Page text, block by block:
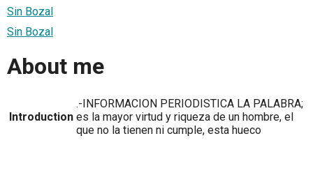
Sin Bozal
Sin Bozal
About me
Introduction
.-INFORMACION PERIODISTICA LA PALABRA;
es la mayor virtud y riqueza de un hombre, el
que no la tienen ni cumple, esta hueco